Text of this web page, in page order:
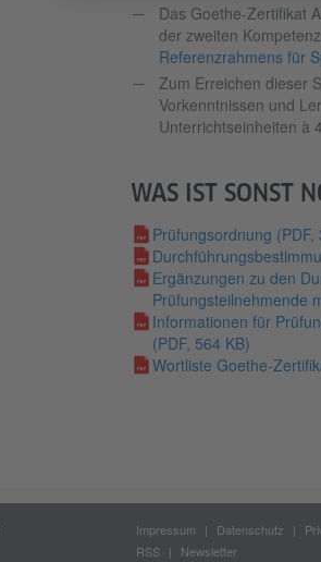
Das Goethe-Zertifikat
der zweiten
Referenzrahmens für
Zum Erreichen dieser
Vorkenntnissen und
Unterrichtseinheiten à
WAS IST SONST
Prüfungsordnung (PDF,
Ergänzungen zu den
Prüfungsteilnehmende
Informationen für
(PDF, 564 KB)
Wortliste Goethe-
Impressum Datenschutz
RSS
Newsletter